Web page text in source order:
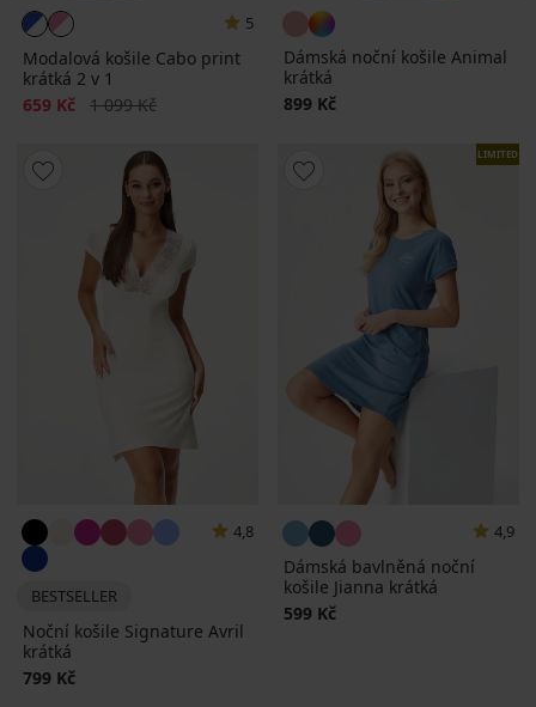
5
Modalová košile Cabo print
krátká 2 v 1
Sleva
659 Kč Původní cena
1 099 Kč
Dámská noční košile Animal
krátká
899 Kč
4,8
BESTSELLER
Noční košile Signature Avril
krátká
799 Kč
LIMITED
4,9
Dámská bavlněná noční
košile Jianna krátká
599 Kč